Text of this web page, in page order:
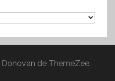
de ThemeZee.